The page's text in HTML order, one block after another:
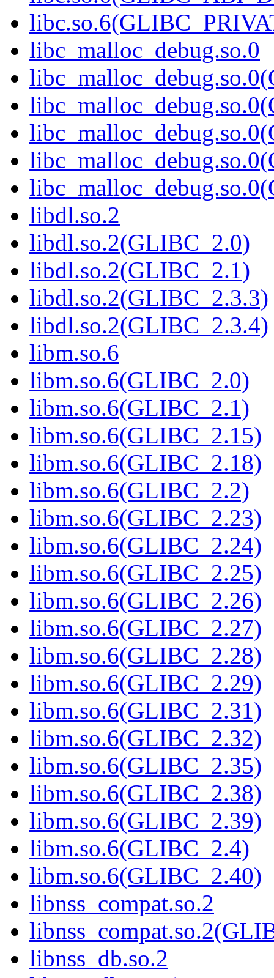
libc_malloc_debug.so.0
libdl.so.2
libdl.so.2(GLIBC_2.0)
libdl.so.2(GLIBC_2.1)
libdl.so.2(GLIBC_2.3.3)
libdl.so.2(GLIBC_2.3.4)
libm.so.6
libm.so.6(GLIBC_2.0)
libm.so.6(GLIBC_2.1)
libm.so.6(GLIBC_2.15)
libm.so.6(GLIBC_2.18)
libm.so.6(GLIBC_2.2)
libm.so.6(GLIBC_2.23)
libm.so.6(GLIBC_2.24)
libm.so.6(GLIBC_2.25)
libm.so.6(GLIBC_2.26)
libm.so.6(GLIBC_2.27)
libm.so.6(GLIBC_2.28)
libm.so.6(GLIBC_2.29)
libm.so.6(GLIBC_2.31)
libm.so.6(GLIBC_2.32)
libm.so.6(GLIBC_2.35)
libm.so.6(GLIBC_2.38)
libm.so.6(GLIBC_2.39)
libm.so.6(GLIBC_2.4)
libm.so.6(GLIBC_2.40)
libnss_compat.so.2
libnss_db.so.2